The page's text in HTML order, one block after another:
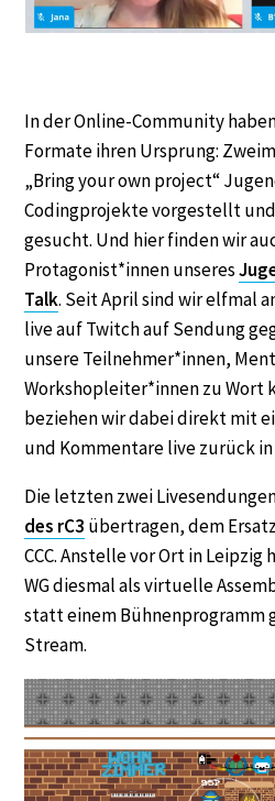
In der Online-Community
Formate ihren Ursprung:
„Bring your own project“
Codingprojekte vorgestellt
gesucht. Und hier finden wir
Protagonist*innen unseres
Talk. Seit April sind wir elfmal
live auf Twitch auf Sendung
unsere Teilnehmer*innen,
Workshopleiter*innen zu Wort
beziehen wir dabei direkt mit
und Kommentare live zurück
Die letzten zwei
des rC3 übertragen, dem
CCC. Anstelle vor Ort in Leipzig
WG diesmal als virtuelle
statt einem Bühnenprogramm
Stream.